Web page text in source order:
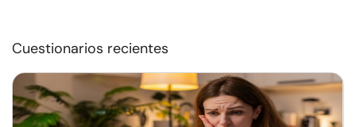
Cuestionarios recientes